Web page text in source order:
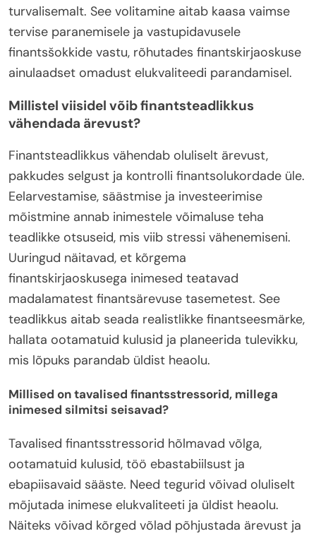
turvalisemalt. See volitamine aitab kaasa vaimse
tervise paranemisele ja vastupidavusele
finantsšokkide vastu, rõhutades finantskirjaoskuse
ainulaadset omadust elukvaliteedi parandamisel.
Millistel viisidel võib finantsteadlikkus
vähendada ärevust?
Finantsteadlikkus vähendab oluliselt ärevust,
pakkudes selgust ja kontrolli finantsolukordade üle.
Eelarvestamise, säästmise ja investeerimise
mõistmine annab inimestele võimaluse teha
teadlikke otsuseid, mis viib stressi vähenemiseni.
Uuringud näitavad, et kõrgema
finantskirjaoskusega inimesed teatavad
madalamatest finantsärevuse tasemetest. See
teadlikkus aitab seada realistlikke finantseesmärke,
hallata ootamatuid kulusid ja planeerida tulevikku,
mis lõpuks parandab üldist heaolu.
Millised on tavalised finantsstressorid, millega
inimesed silmitsi seisavad?
Tavalised finantsstressorid hõlmavad võlga,
ootamatuid kulusid, töö ebastabiilsust ja
ebapiisavaid sääste. Need tegurid võivad oluliselt
mõjutada inimese elukvaliteeti ja üldist heaolu.
Näiteks võivad kõrged võlad põhjustada ärevust ja